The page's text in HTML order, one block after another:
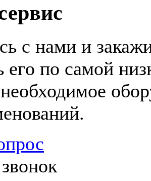
с нами и
его по самой